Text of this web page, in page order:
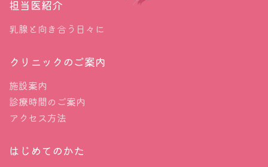
これは私がよく引用している
断のガイドライン
は日本語版がありますので参照してください）
す。参考までに訳してみると、「特にリスクのな
を受ける際には月経周期2週目を狙って施
行しましょう。それ以外の周期だと乳腺
検査を受けても病変が見辛く、見つけに
くくなってしまいます。
がん卵巣がん症候群と証明された方に勧
担当医紹介
乳腺と向き合う日々に
クリニックのご案内
施設案内
診療時間のご案内
アクセス方法
はじめてのかた